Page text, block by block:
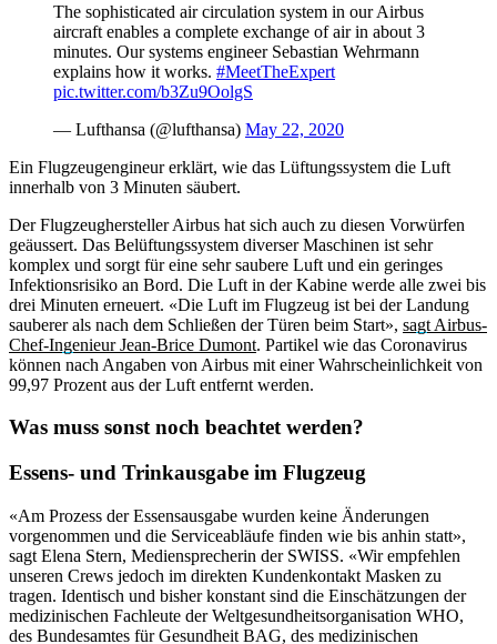
The sophisticated air circulation system in our Airbus
aircraft enables a complete exchange of air in about 3
minutes. Our systems engineer Sebastian Wehrmann
explains how it works. #MeetTheExpert
pic.twitter.com/b3Zu9OolgS
— Lufthansa (@lufthansa) May 22, 2020
Ein Flugzeugengineur erklärt, wie das Lüftungssystem die Luft
innerhalb von 3 Minuten säubert.
Der Flugzeughersteller Airbus hat sich auch zu diesen Vorwürfen
geäussert. Das Belüftungssystem diverser Maschinen ist sehr
komplex und sorgt für eine sehr saubere Luft und ein geringes
Infektionsrisiko an Bord. Die Luft in der Kabine werde alle zwei bis
drei Minuten erneuert. «Die Luft im Flugzeug ist bei der Landung
sauberer als nach dem Schließen der Türen beim Start», sagt Airbus-
Chef-Ingenieur Jean-Brice Dumont. Partikel wie das Coronavirus
können nach Angaben von Airbus mit einer Wahrscheinlichkeit von
99,97 Prozent aus der Luft entfernt werden.
Was muss sonst noch beachtet werden?
Essens- und Trinkausgabe im Flugzeug
«Am Prozess der Essensausgabe wurden keine Änderungen
vorgenommen und die Serviceabläufe finden wie bis anhin statt»,
sagt Elena Stern, Mediensprecherin der SWISS. «Wir empfehlen
unseren Crews jedoch im direkten Kundenkontakt Masken zu
tragen. Identisch und bisher konstant sind die Einschätzungen der
medizinischen Fachleute der Weltgesundheitsorganisation WHO,
des Bundesamtes für Gesundheit BAG, des medizinischen